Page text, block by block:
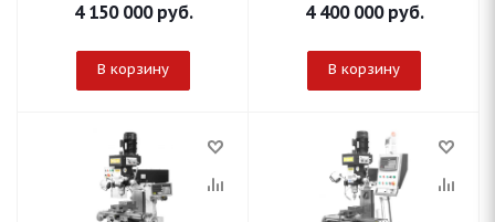
4 150 000руб.
В корзину
4 400 000руб.
В корзину